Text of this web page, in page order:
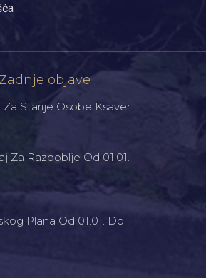
Zadnje objave
Starije Osobe Ksaver
Za Razdoblje Od 01.01. –
Plana Od 01.01. Do